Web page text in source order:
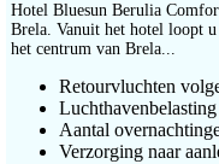
Hotel Bluesun Berulia
Brela. Vanuit het hotel loopt
het centrum van Brela...
Retourvluchten
Luchthavenbelasting
Aantal
Verzorging naar